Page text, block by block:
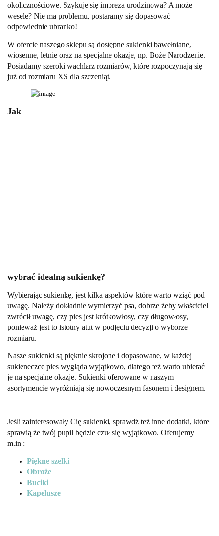
okolicznościowe. Szykuje się impreza urodzinowa? A może
wesele? Nie ma problemu, postaramy się dopasować
odpowiednie ubranko!
W ofercie naszego sklepu są dostępne sukienki bawełniane,
wiosenne, letnie oraz na specjalne okazje, np. Boże Narodzenie.
Posiadamy szeroki wachlarz rozmiarów, które rozpoczynają się
już od rozmiaru XS dla szczeniąt.
Jak
wybrać idealną sukienkę?
Wybierając sukienkę, jest kilka aspektów które warto wziąć pod
uwagę. Należy dokładnie wymierzyć psa, dobrze żeby właściciel
zwrócił uwagę, czy pies jest krótkowłosy, czy długowłosy,
ponieważ jest to istotny atut w podjęciu decyzji o wyborze
rozmiaru.
Nasze sukienki są pięknie skrojone i dopasowane, w każdej
sukieneczce pies wygląda wyjątkowo, dlatego też warto ubierać
je na specjalne okazje. Sukienki oferowane w naszym
asortymencie wyróżniają się nowoczesnym fasonem i designem.
Jeśli zainteresowały Cię sukienki, sprawdź też inne dodatki, które
sprawią że twój pupil będzie czuł się wyjątkowo. Oferujemy
m.in.:
Piękne szelki
Obroże
Buciki
Kapelusze